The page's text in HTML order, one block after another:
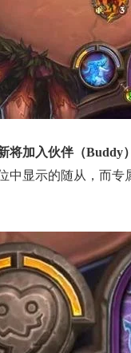
将加入伙伴（Buddy
中显示的随从，而